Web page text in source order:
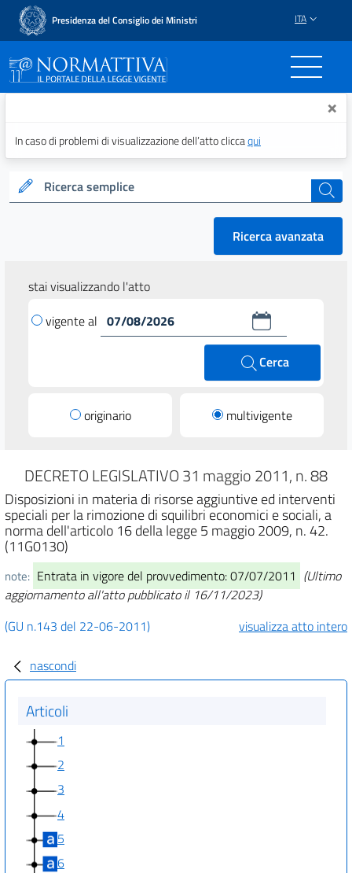
Presidenza del Consiglio dei Ministri ITA
Normattiva - Il portale ×
In caso di problemi di visualizzazione dell’atto cliccaqui
Ricerca semplice cerca
Ricerca avanzata
stai visualizzando l'atto
vigente al
Cerca
originario multivigente
DECRETO LEGISLATIVO 31 maggio 2011, n. 88
Disposizioni in materia di risorse aggiuntive ed interventi
speciali per la rimozione di squilibri economici e sociali, a
norma dell'articolo 16 della legge 5 maggio 2009, n. 42.
(11G0130)
note: Entrata in vigore del provvedimento: 07/07/2011 (Ultimo
aggiornamento all'atto pubblicato il 16/11/2023)
(GU n.143 del 22-06-2011)
visualizza atto intero
nascondi
Articoli
1
2
3
4
5
6